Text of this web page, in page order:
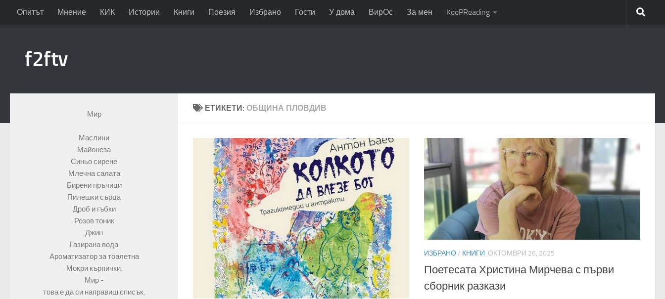
Към съдържанието
Опитът Мнение КИК Истории Книги Поезия Избрано Гости У дома ВирОс За мен KeePReading
f2ftv
ЕТИКЕТИ: ОБЩИНА ПЛОВДИВ
ИЗБРАНО/ КНИГИ ОКТОМВРИ 26, 2025
Поетесата Христина Мирчева с първи
сборник разкази
Мир
Маслини
Майонеза
Синьо сирене
Млечна салата
Бирени пръчици
Пилешки сърца
Дроб и гъбки
Розов тоник
Джин
Газирана вода
Ароматизатор за тоалетна
Мокри кърпички.
Мир -
това е да си направиш списък,